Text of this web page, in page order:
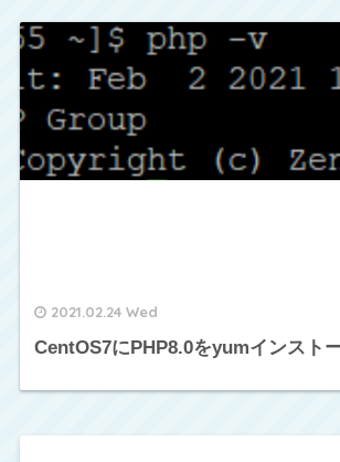
2021.02.24 Wed
CentOS7にPHP8.0をyumインスト